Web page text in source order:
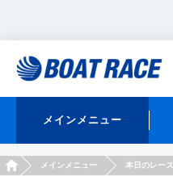
メインメニュー
HOMEメインメニュー 本日のレース